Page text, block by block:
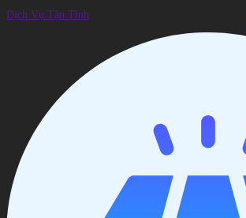
Dịch Vụ Tận Tình